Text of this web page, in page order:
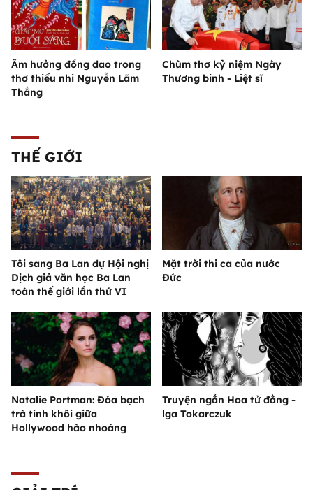
Âm hưởng đồng dao trong
thơ thiếu nhi Nguyễn Lãm
Thắng
Chùm thơ kỷ niệm Ngày
Thương binh - Liệt sĩ
THẾ GIỚI
Tôi sang Ba Lan dự Hội nghị
Dịch giả văn học Ba Lan
toàn thế giới lần thứ VI
Mặt trời thi ca của nước
Đức
Natalie Portman: Đóa bạch
trà tinh khôi giữa
Hollywood hào nhoáng
Truyện ngắn Hoa tử đằng -
lga Tokarczuk